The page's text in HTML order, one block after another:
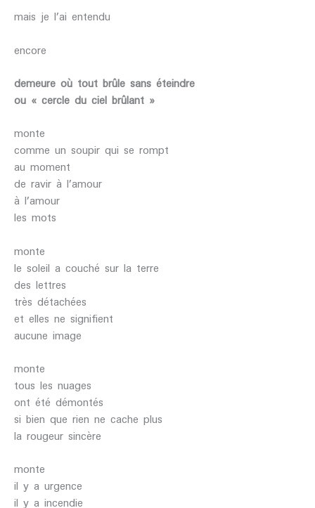
mais je l’ai entendu
encore
demeure où tout brûle sans éteindre
ou « cercle du ciel brûlant »
monte
comme un soupir qui se rompt
au moment
de ravir à l’amour
à l’amour
les mots
monte
le soleil a couché sur la terre
des lettres
très détachées
et elles ne signifient
aucune image
monte
tous les nuages
ont été démontés
si bien que rien ne cache plus
la rougeur sincère
monte
il y a urgence
il y a incendie